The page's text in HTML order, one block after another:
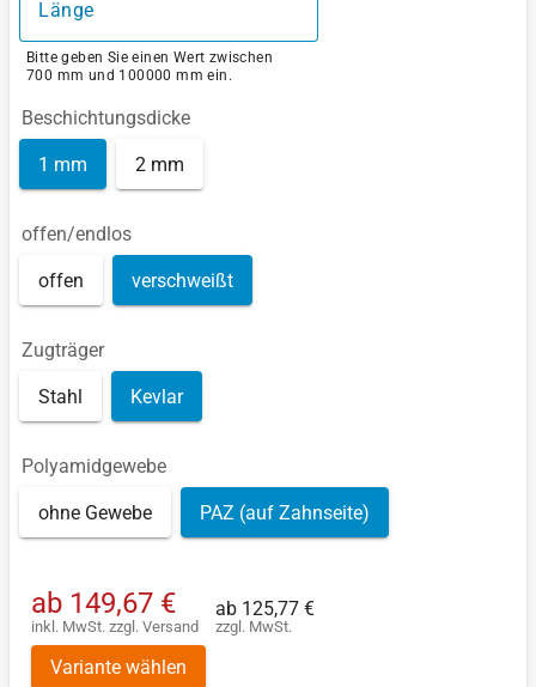
Länge
Bitte geben Sie einen Wert zwischen
700 mm und 100000 mm ein.
Beschichtungsdicke
1 mm 2 mm
offen/endlos
offen verschweißt
Zugträger
Stahl Kevlar
Polyamidgewebe
ohne Gewebe PAZ (auf Zahnseite)
ab 149,67 €
inkl. MwSt. zzgl. Versand
ab 125,77 €
zzgl. MwSt.
Variante wählen